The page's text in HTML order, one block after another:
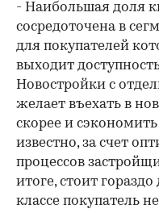
- Наибольшая доля
сосредоточена в
для покупателей
выходит
Новостройки с
желает въехать в
скорее и
известно, за счет
процессов
итоге, стоит
классе покупатель